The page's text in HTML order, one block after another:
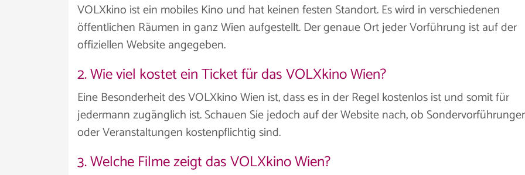
VOLXkino ist ein mobiles Kino und hat keinen festen Standort. Es wird in verschiedenen
öffentlichen Räumen in ganz Wien aufgestellt. Der genaue Ort jeder Vorführung ist auf der
offiziellen Website angegeben.
2. Wie viel kostet ein Ticket für das VOLXkino Wien?
Eine Besonderheit des VOLXkino Wien ist, dass es in der Regel kostenlos ist und somit für
jedermann zugänglich ist. Schauen Sie jedoch auf der Website nach, ob
oder Veranstaltungen kostenpflichtig sind.
3. Welche Filme zeigt das VOLXkino Wien?